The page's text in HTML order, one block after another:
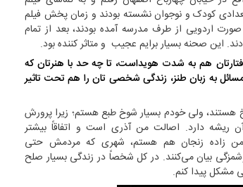
کودک و نوجوان نشسته بودند و زمان پخش فیلم
اردویی از طرف مدرسه آمده بودند، بعد از تمام
این صحنه بسیار برایم عجیب و متاثر کننده بود.
هم به شدت هویداست، تا چه حد با هنرتان که
به زبان طنز، زندگی شخصی تان را هم تحت تاثیر
هستند، ولی خودم بسیار شوخ طبع هستم؛ زیرا پرورش
ریشه دارد. اصالت من آذری است و اتفاقاً بیشتر
من زاده زنجان هم هستم، شهری که مردمش حتی
بیان می‌کنند. در کل شخصاً در زندگی بسیار صلح
مشکل پیدا کنم.